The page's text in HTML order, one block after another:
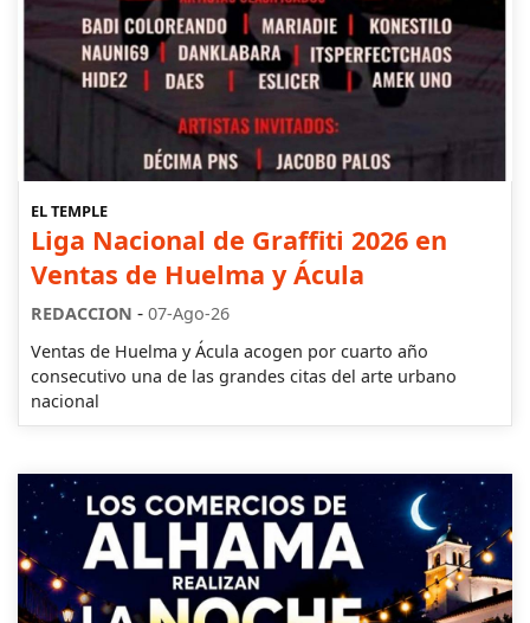
EL TEMPLE
Liga Nacional de Graffiti 2026 en
Ventas de Huelma y Ácula
REDACCION - 07-Ago-26
Ventas de Huelma y Ácula acogen por cuarto año
consecutivo una de las grandes citas del arte urbano
nacional